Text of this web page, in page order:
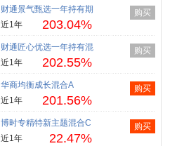
财通景气甄选一年持有期
近1年
203.04%
购买
财通匠心优选一年持有混
近1年
202.55%
购买
华商均衡成长混合A
近1年
201.56%
购买
博时专精特新主题混合C
近1年
22.47%
购买